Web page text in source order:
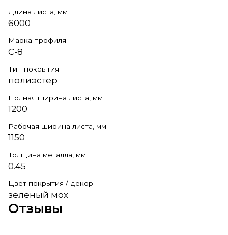
Длина листа, мм
6000
Марка профиля
С-8
Тип покрытия
полиэстер
Полная ширина листа, мм
1200
Рабочая ширина листа, мм
1150
Толщина металла, мм
0.45
Цвет покрытия / декор
зеленый мох
Отзывы